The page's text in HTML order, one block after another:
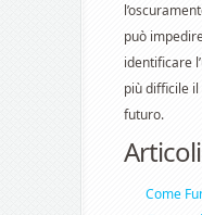
può
identificare
più difficile
futuro.
Come